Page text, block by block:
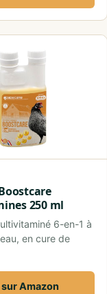
250 ml
6-en-1 à
en cure de
Amazon